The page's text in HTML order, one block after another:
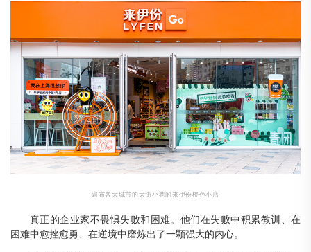
遍布各大城市的大街小巷的来伊份橙色小店
真正的企业家不畏惧失败和困难。他们在失败中积累教训、在
困难中愈挫愈勇、在逆境中磨炼出了一颗强大的内心。